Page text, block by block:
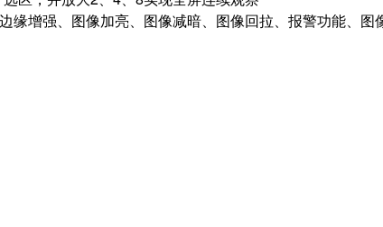
缘增强、图像加亮、图像减暗、图像回拉、报警功能、图